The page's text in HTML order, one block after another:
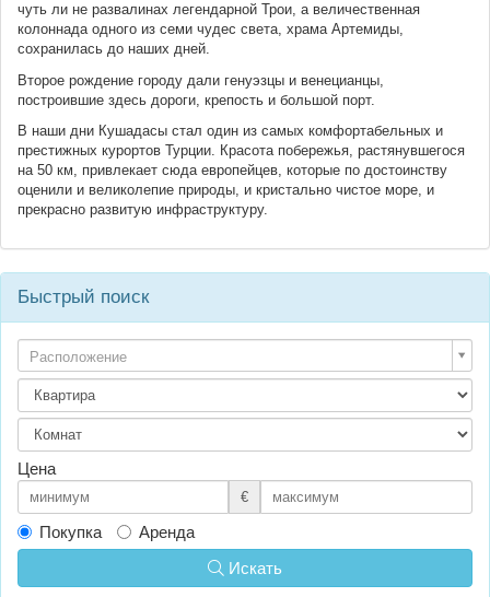
чуть ли не развалинах легендарной Трои, а величественная
колоннада одного из семи чудес света, храма Артемиды,
сохранилась до наших дней.
Второе рождение городу дали генуэзцы и венецианцы,
построившие здесь дороги, крепость и большой порт.
В наши дни Кушадасы стал один из самых комфортабельных и
престижных курортов Турции. Красота побережья, растянувшегося
на 50 км, привлекает сюда европейцев, которые по достоинству
оценили и великолепие природы, и кристально чистое море, и
прекрасно развитую инфраструктуру.
Быстрый поиск
Расположение
Цена
€
Покупка
Аренда
Искать